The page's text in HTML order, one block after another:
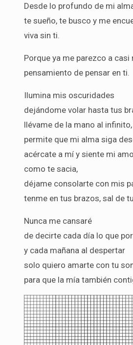
Desde lo profundo de mi
te sueño, te busco y me
viva sin ti.
Porque ya me parezco a
pensamiento de pensar en ti.
Ilumina mis oscuridades
dejándome volar hasta tus
llévame de la mano al infinito,
permite que mi alma siga
acércate a mí y siente mi
como te sacia,
déjame consolarte con mis
tenme en tus brazos, sal de
Nunca me cansaré
de decirte cada día lo que
y cada mañana al despertar
solo quiero amarte con tu
para que la mía también